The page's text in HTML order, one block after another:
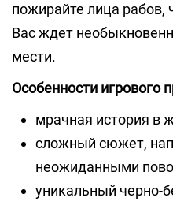
пожирайте лица рабов,
Вас ждет
мести.
Особенности игрового
мрачная история в
сложный сюжет,
неожиданными
уникальный черно-